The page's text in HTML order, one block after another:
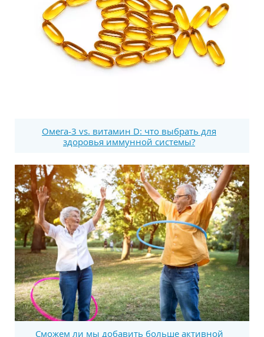
Омега-3 vs. витамин D: что выбрать для
здоровья иммунной системы?
Сможем ли мы добавить больше активной